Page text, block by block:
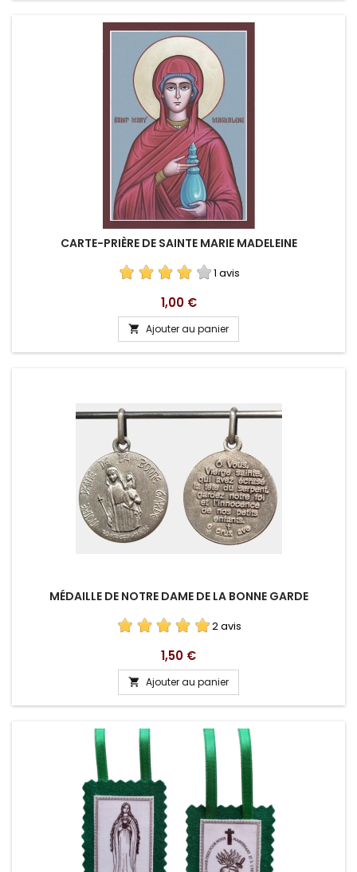
CARTE-PRIÈRE DE SAINTE MARIE MADELEINE
1 avis
Prix
1,00 €
 Ajouter au panier
MÉDAILLE DE NOTRE DAME DE LA BONNE GARDE
2 avis
Prix
1,50 €
 Ajouter au panier